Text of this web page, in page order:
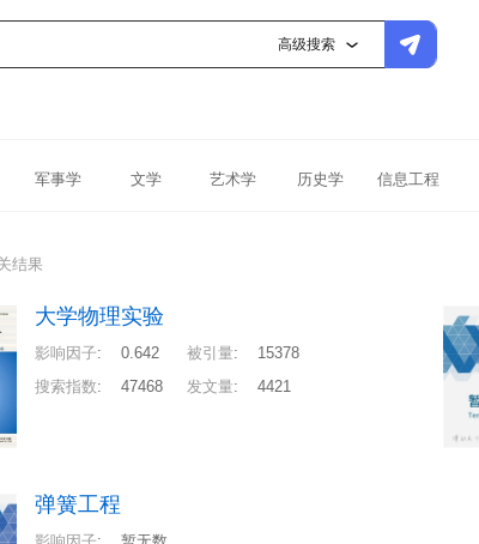
高级搜索
军事学 文学 艺术学 历史学 信息工程
结果
大学物理实验
影响因子: 0.642 被引量:
15378
搜索指数: 47468 发文量: 4421
弹簧工程